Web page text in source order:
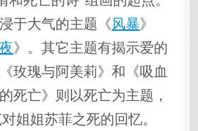
于大气的主题《风暴》
》。其它主题有揭示爱的
玫瑰与阿美莉》和《吸血
死亡》则以死亡为主题，
姐姐苏菲之死的回忆。